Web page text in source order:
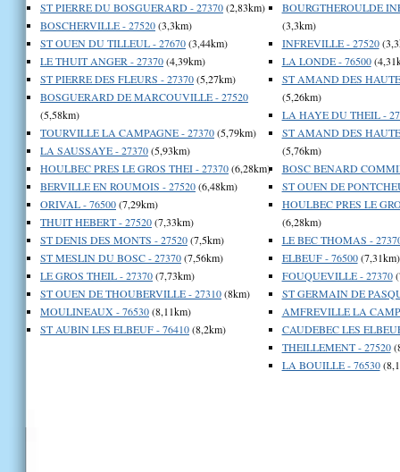
ST PIERRE DU BOSGUERARD - 27370(2,83km)
BOSCHERVILLE - 27520(3,3km)
ST OUEN DU TILLEUL - 27670(3,44km)
LE THUIT ANGER - 27370(4,39km)
ST PIERRE DES FLEURS - 27370(5,27km)
BOSGUERARD DE MARCOUVILLE - 27520
(5,58km)
TOURVILLE LA CAMPAGNE - 27370(5,79km)
LA SAUSSAYE - 27370(5,93km)
HOULBEC PRES LE GROS THEI - 27370(6,28km)
BERVILLE EN ROUMOIS - 27520(6,48km)
ORIVAL - 76500(7,29km)
THUIT HEBERT - 27520(7,33km)
ST DENIS DES MONTS - 27520(7,5km)
ST MESLIN DU BOSC - 27370(7,56km)
LE GROS THEIL - 27370(7,73km)
ST OUEN DE THOUBERVILLE - 27310(8km)
MOULINEAUX - 76530(8,11km)
ST AUBIN LES ELBEUF - 76410(8,2km)
BOURGTHEROULDE
(3,3km)
INFREVILLE - 27520
LA LONDE - 76500
ST AMAND DES
(5,26km)
LA HAYE DU THEIL -
ST AMAND DES
(5,76km)
BOSC BENARD
ST OUEN DE
HOULBEC PRES LE
(6,28km)
LE BEC THOMAS -
ELBEUF - 76500(7,31km)
FOUQUEVILLE - 27370
ST GERMAIN DE
AMFREVILLE LA
CAUDEBEC LES
THEILLEMENT - 27520
LA BOUILLE - 76530